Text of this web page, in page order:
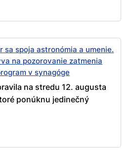
sa spoja astronómia a umenie.
na pozorovanie zatmenia
v synagóge
na stredu 12. augusta
ponúknu jedinečný